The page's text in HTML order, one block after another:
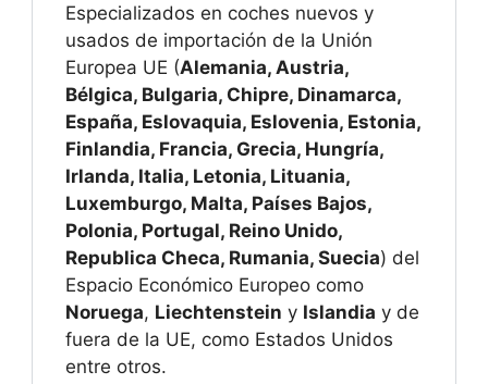
Especializados en coches nuevos y
usados de importación de la Unión
Europea UE (Alemania, Austria,
Bélgica, Bulgaria, Chipre, Dinamarca,
España, Eslovaquia, Eslovenia, Estonia,
Finlandia, Francia, Grecia, Hungría,
Irlanda, Italia, Letonia, Lituania,
Luxemburgo, Malta, Países Bajos,
Polonia, Portugal, Reino Unido,
Republica Checa, Rumania, Suecia) del
Espacio Económico Europeo como
Noruega, Liechtenstein y Islandia y de
fuera de la UE, como Estados Unidos
entre otros.